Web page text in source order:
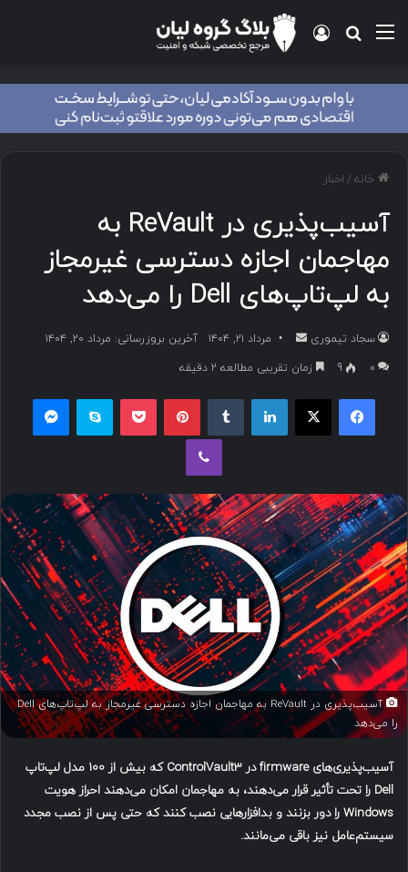
منو جستجو برای
ورود
خانه/ اخبار
آسیب‌پذیری در ReVault به
مهاجمان اجازه دسترسی غیرمجاز
به لپ‌تاپ‌های Dell را می‌دهد
سجاد تیموری
ا
ا
ی
م
ل
مرداد ۲۱, ۱۴۰۴
آخرین بروزرسانی: مرداد ۲۰, ۱۴۰۴
۰
9 زمان تقریبی مطالعه 2 دقیقه
فیسبوک ایکس لینکداین پینتریست پاکت اسکایپ
وایبر
آسیب‌پذیری در ReVault به مهاجمان اجازه دسترسی غیرمجاز به لپ‌تاپ‌های Dell
را می‌دهد
آسیب‌پذیری‌های firmware درControlVault3 که بیش از۱۰۰ مدل لپ‌تاپ
Dell را تحت تأثیر قرار می‌دهند، به مهاجمان امکان می‌دهند احراز هویت
Windows را دور بزنند و بدافزارهایی نصب کنند که حتی پس از نصب مجدد
سیستم‌عامل نیز باقی می‌مانند.